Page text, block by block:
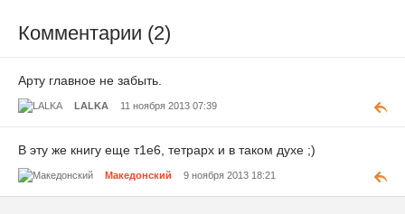
Комментарии (2)
Арту главное не забыть.
LALKA 11 ноября 2013 07:39
В эту же книгу еще т1е6, тетрарх и в таком духе ;)
Македонский 9 ноября 2013 18:21